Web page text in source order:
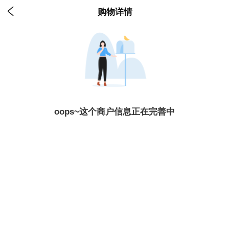
 购物详情
oops~这个商户信息正在完善中